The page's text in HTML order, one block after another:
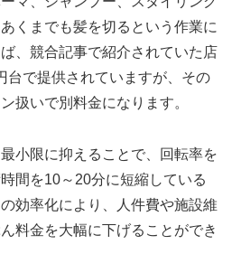
くまでも髪を切るという作業に
、競合記事で紹介されていた店
台で提供されていますが、その
扱いで別料金になります。
小限に抑えることで、回転率を
間を10～20分に短縮している
効率化により、人件費や施設維
料金を大幅に下げることができ